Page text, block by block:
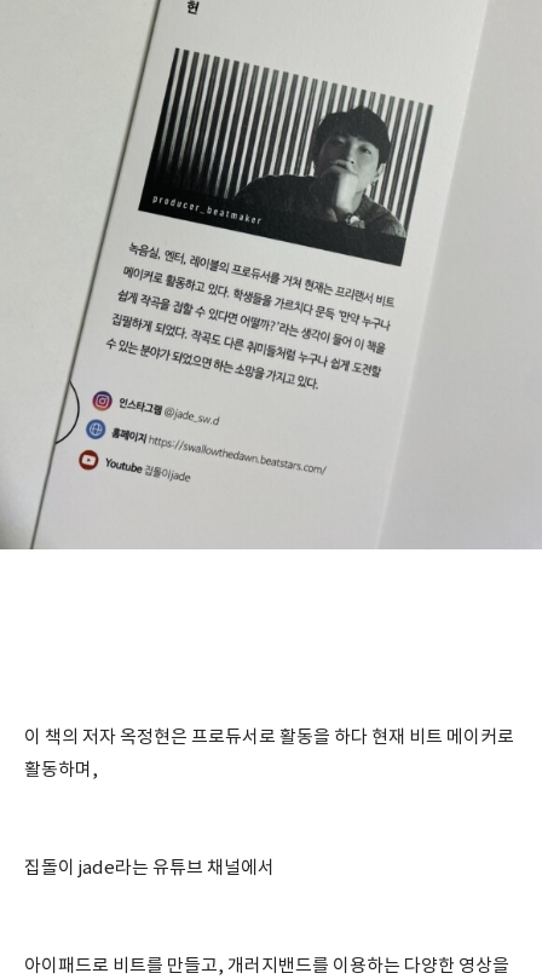
이 책의 저자 옥정현은 프로듀서로 활동을 하다 현재 비트 메이커로
활동하며,
집돌이 jade라는 유튜브 채널에서
아이패드로 비트를 만들고, 개러지밴드를 이용하는 다양한 영상을